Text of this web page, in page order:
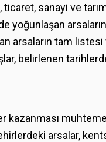
sanayi ve
arsaların
arsaların tam
belirlenen
kazanması
arsalar,